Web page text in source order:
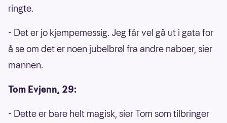
ringte.
- Det er jo kjempemessig. Jeg får vel gå ut i gata for
å se om det er noen jubelbrøl fra andre naboer, sier
mannen.
Tom Evjenn, 29:
- Dette er bare helt magisk, sier Tom som tilbringer